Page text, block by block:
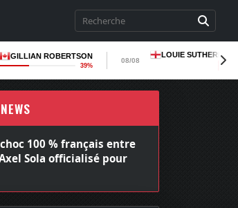
GILLIAN ROBERTSON
39%
08/08
LOUIE
LOSS
choc 100 % français entre
Sola officialisé pour